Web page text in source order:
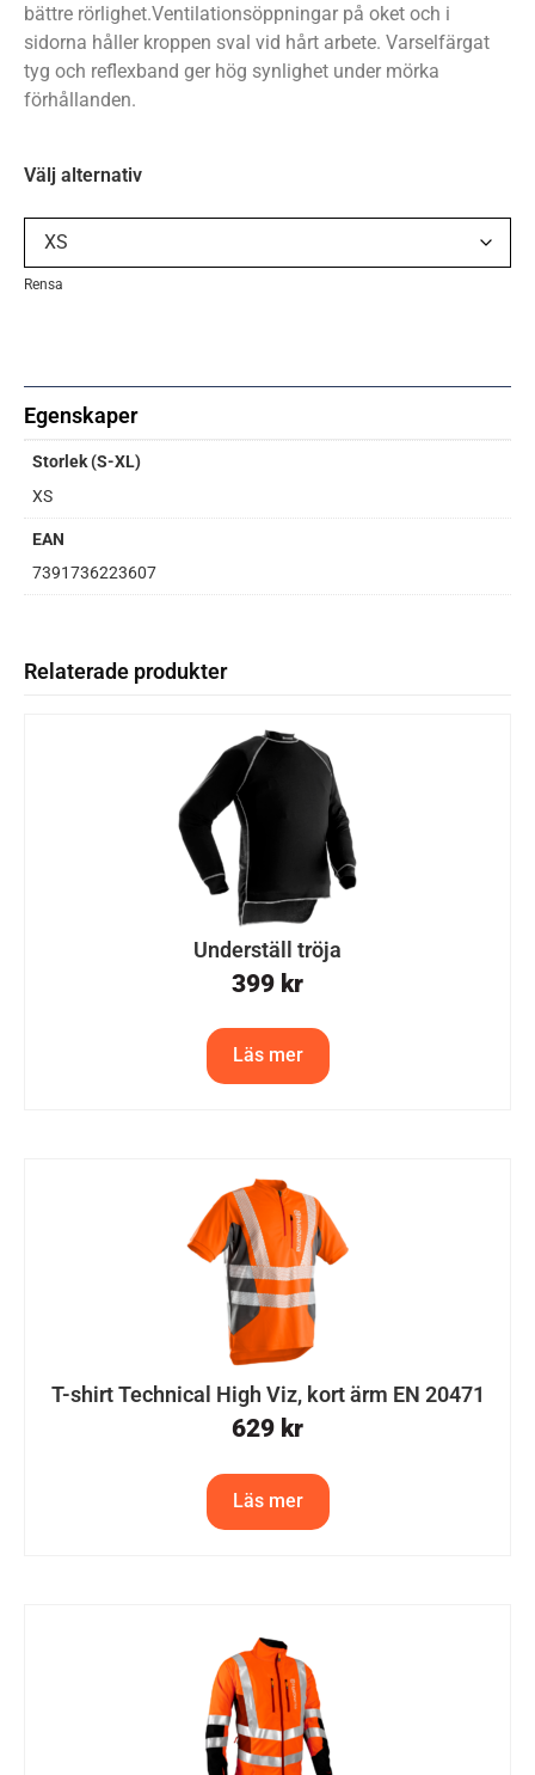
bättre rörlighet.Ventilationsöppningar på oket och i
sidorna håller kroppen sval vid hårt arbete. Varselfärgat
tyg och reflexband ger hög synlighet under mörka
förhållanden.
Välj alternativ
Rensa
Egenskaper
Storlek (S-XL)
XS
EAN
7391736223607
Relaterade produkter
Underställ tröja
399 kr
Läs mer
T-shirt Technical High Viz, kort ärm EN 20471
629 kr
Läs mer